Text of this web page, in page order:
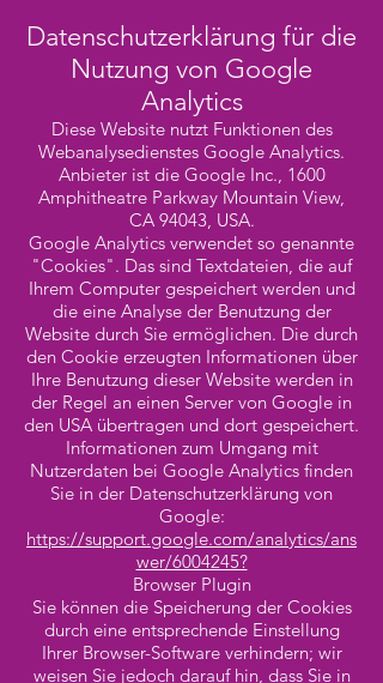
Datenschutzerklärung für die
Nutzung von Google
Analytics
Diese Website nutzt Funktionen des
Webanalysedienstes Google Analytics.
Anbieter ist die Google Inc., 1600
Amphitheatre Parkway Mountain View,
CA 94043, USA.
Google Analytics verwendet so genannte
"Cookies". Das sind Textdateien, die auf
Ihrem Computer gespeichert werden und
die eine Analyse der Benutzung der
Website durch Sie ermöglichen. Die durch
den Cookie erzeugten Informationen über
Ihre Benutzung dieser Website werden in
der Regel an einen Server von Google in
den USA übertragen und dort gespeichert.
Informationen zum Umgang mit
Nutzerdaten bei Google Analytics finden
Sie in der Datenschutzerklärung von
Google:
https://support.google.com/analytics/ans
wer/6004245?
Browser Plugin
Sie können die Speicherung der Cookies
durch eine entsprechende Einstellung
Ihrer Browser-Software verhindern; wir
weisen Sie jedoch darauf hin, dass Sie in